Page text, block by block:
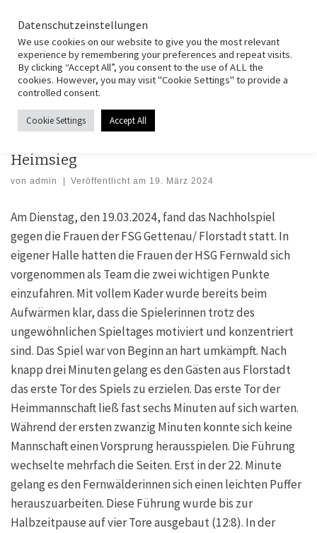
Zum Inhalt springen
HSG Fernwald
Start »Spielberichte» Frauen I »Frauen: Starke Teamleistung führt zu
Heimsieg
FRAUEN I
Heimsieg
von admin Veröffentlicht am 19. März 2024
Am Dienstag, den 19.03.2024, fand das Nachholspiel
gegen die Frauen der FSG Gettenau/ Florstadt statt. In
eigener Halle hatten die Frauen der HSG Fernwald sich
vorgenommen als Team die zwei wichtigen Punkte
einzufahren. Mit vollem Kader wurde bereits beim
Aufwärmen klar, dass die Spielerinnen trotz des
ungewöhnlichen Spieltages motiviert und konzentriert
sind. Das Spiel war von Beginn an hart umkämpft. Nach
knapp drei Minuten gelang es den Gästen aus Florstadt
das erste Tor des Spiels zu erzielen. Das erste Tor der
Heimmannschaft ließ fast sechs Minuten auf sich warten.
Während der ersten zwanzig Minuten konnte sich keine
Mannschaft einen Vorsprung herausspielen. Die Führung
wechselte mehrfach die Seiten. Erst in der 22. Minute
gelang es den Fernwälderinnen sich einen leichten Puffer
herauszuarbeiten. Diese Führung wurde bis zur
Halbzeitpause auf vier Tore ausgebaut (12:8). In der
Datenschutzeinstellungen
We use cookies on our website to give you the most relevant
experience by remembering your preferences and repeat visits.
By clicking “Accept All”, you consent to the use of ALL the
cookies. However, you may visit "Cookie Settings" to provide a
controlled consent.
Cookie Settings Accept All